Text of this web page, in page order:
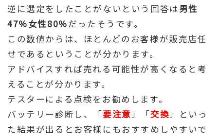
逆に選定をしたことがないという回答は男性
47％女性80％だったそうです。
この数値からは、ほとんどのお客様が販売店任
せであるということが分かります。
アドバイスすれば売れる可能性が高くなると考
えることが分かります。
テスターによる点検をお勧めします。
バッテリー診断し、「要注意 」「交換 」といっ
た結果が出るとお客様にもおすすめしやすいで